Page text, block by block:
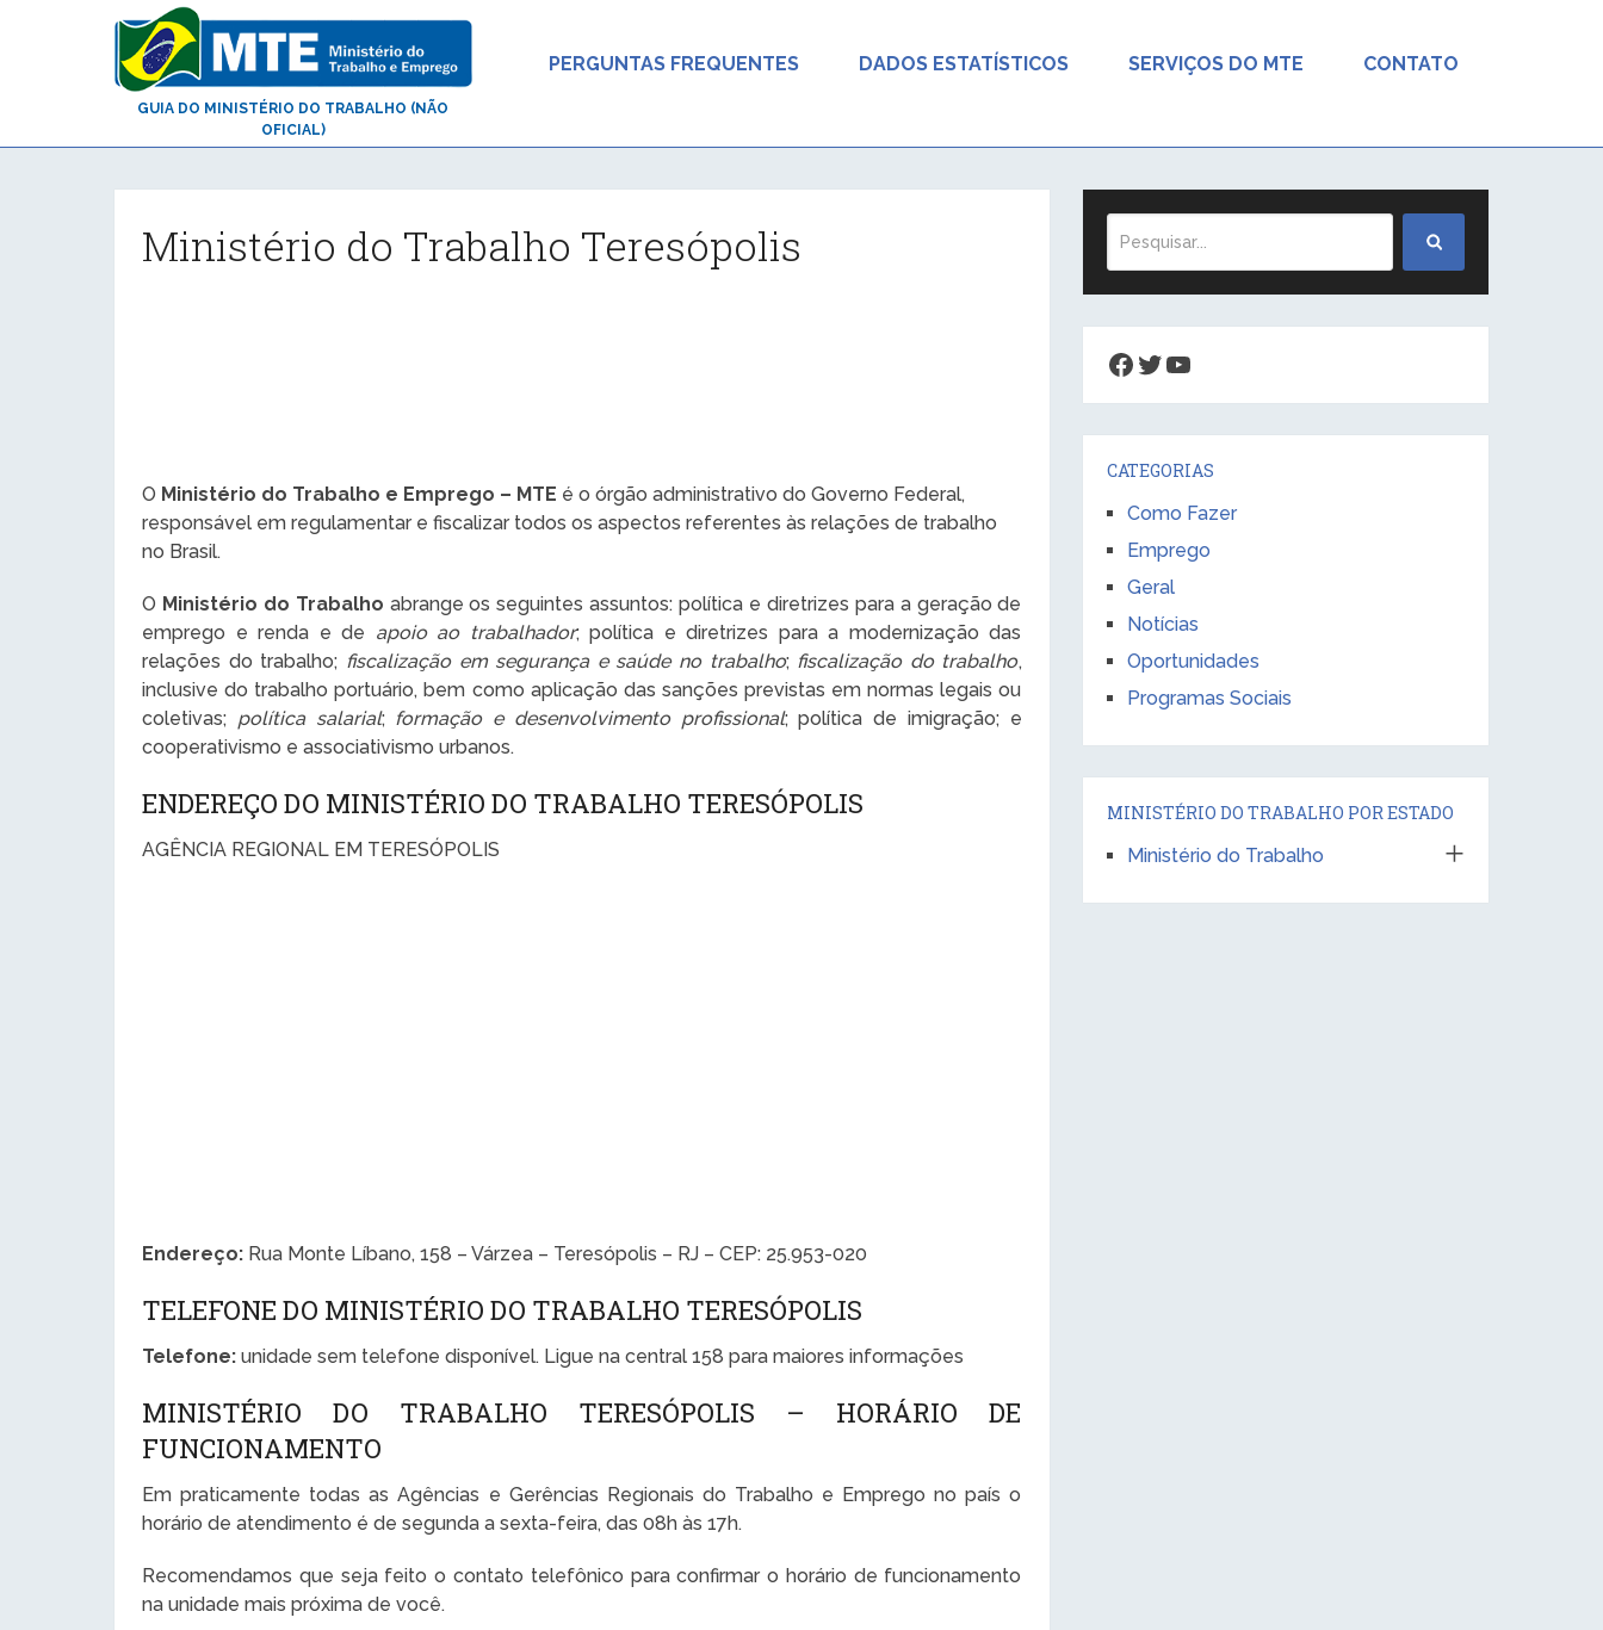
GUIA DO MINISTÉRIO DO TRABALHO (NÃO
OFICIAL)
PERGUNTAS FREQUENTES DADOS ESTATÍSTICOS SERVIÇOS DO MTE CONTATO
Ministério do Trabalho Teresópolis
O Ministério do Trabalho e Emprego – MTE é o órgão administrativo do Governo Federal,
responsável em regulamentar e fiscalizar todos os aspectos referentes às relações de trabalho
no Brasil.
O Ministério do Trabalho abrange os seguintes assuntos: política e diretrizes para a geração de
emprego e renda e de apoio ao trabalhador; política e diretrizes para a modernização das
relações do trabalho; fiscalização em segurança e saúde no trabalho; fiscalização do trabalho,
inclusive do trabalho portuário, bem como aplicação das sanções previstas em normas legais ou
coletivas; política salarial; formação e desenvolvimento profissional; política de imigração; e
cooperativismo e associativismo urbanos.
ENDEREÇO DO MINISTÉRIO DO TRABALHO TERESÓPOLIS
AGÊNCIA REGIONAL EM TERESÓPOLIS
Endereço: Rua Monte Líbano, 158 – Várzea – Teresópolis – RJ – CEP: 25.953-020
TELEFONE DO MINISTÉRIO DO TRABALHO TERESÓPOLIS
Telefone: unidade sem telefone disponível. Ligue na central 158 para maiores informações
MINISTÉRIO DO TRABALHO TERESÓPOLIS – HORÁRIO DE
FUNCIONAMENTO
Em praticamente todas as Agências e Gerências Regionais do Trabalho e Emprego no país o
horário de atendimento é de segunda a sexta-feira, das 08h às 17h.
Recomendamos que seja feito o contato telefônico para confirmar o horário de funcionamento
na unidade mais próxima de você.
Facebook
Twitter
Youtube
CATEGORIAS
Como Fazer
Emprego
Geral
Notícias
Oportunidades
Programas Sociais
MINISTÉRIO DO TRABALHO POR ESTADO
Ministério do Trabalho